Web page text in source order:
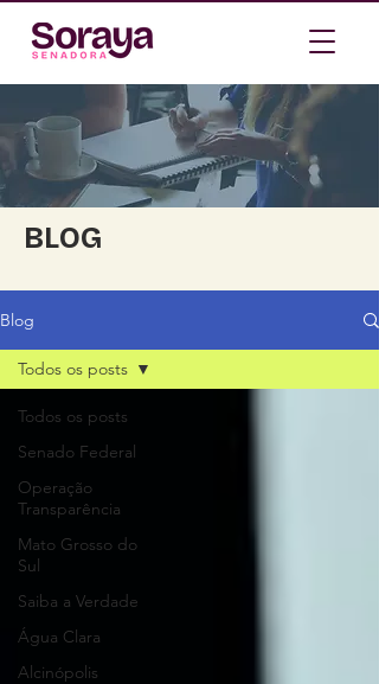
BLOG
Blog
Todos os posts
Senado Federal
Operação
Transparência
Mato Grosso do
Sul
Saiba a Verdade
Água Clara
Alcinópolis
Todos os posts